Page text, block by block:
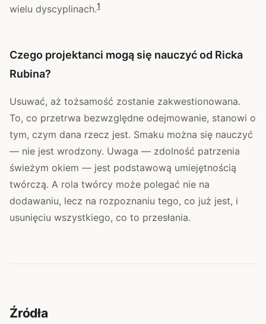
wielu dyscyplinach.1
Czego projektanci mogą się nauczyć od Ricka
Rubina?
Usuwać, aż tożsamość zostanie zakwestionowana.
To, co przetrwa bezwzględne odejmowanie, stanowi o
tym, czym dana rzecz jest. Smaku można się nauczyć
— nie jest wrodzony. Uwaga — zdolność patrzenia
świeżym okiem — jest podstawową umiejętnością
twórczą. A rola twórcy może polegać nie na
dodawaniu, lecz na rozpoznaniu tego, co już jest, i
usunięciu wszystkiego, co to przesłania.
Źródła